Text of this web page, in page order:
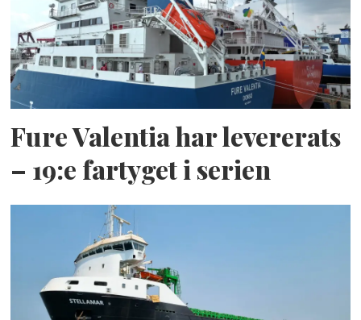
Fure Valentia har levererats
– 19:e fartyget i serien